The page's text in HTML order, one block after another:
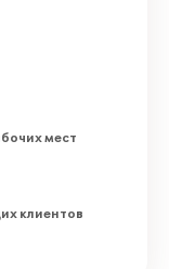
мест
клиентов